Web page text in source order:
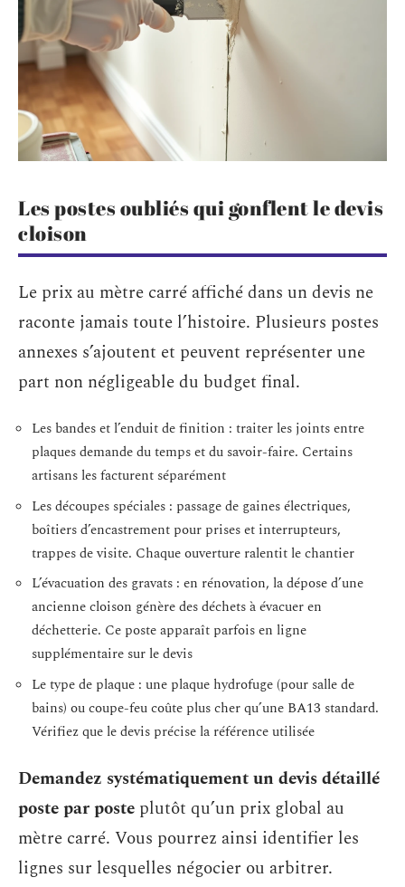
Les postes oubliés qui gonflent le devis
cloison
Le prix au mètre carré affiché dans un devis ne
raconte jamais toute l’histoire. Plusieurs postes
annexes s’ajoutent et peuvent représenter une
part non négligeable du budget final.
Les bandes et l’enduit de finition : traiter les joints entre
plaques demande du temps et du savoir-faire. Certains
artisans les facturent séparément
Les découpes spéciales : passage de gaines électriques,
boîtiers d’encastrement pour prises et interrupteurs,
trappes de visite. Chaque ouverture ralentit le chantier
L’évacuation des gravats : en rénovation, la dépose d’une
ancienne cloison génère des déchets à évacuer en
déchetterie. Ce poste apparaît parfois en ligne
supplémentaire sur le devis
Le type de plaque : une plaque hydrofuge (pour salle de
bains) ou coupe-feu coûte plus cher qu’une BA13 standard.
Vérifiez que le devis précise la référence utilisée
Demandez systématiquement un devis détaillé
poste par poste plutôt qu’un prix global au
mètre carré. Vous pourrez ainsi identifier les
lignes sur lesquelles négocier ou arbitrer.